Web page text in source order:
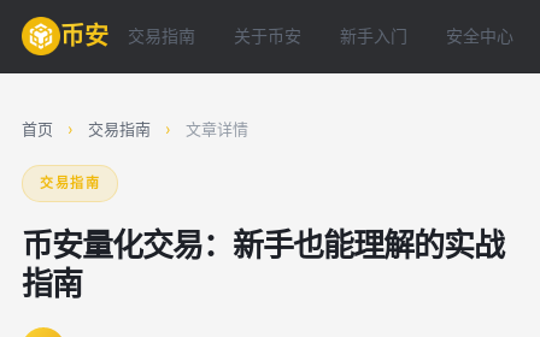
币安 交易指南 关于币安 新手入门 安全中心
首页 › 交易指南 › 文章详情
交易指南
币安量化交易：新手也能理解的实战
指南